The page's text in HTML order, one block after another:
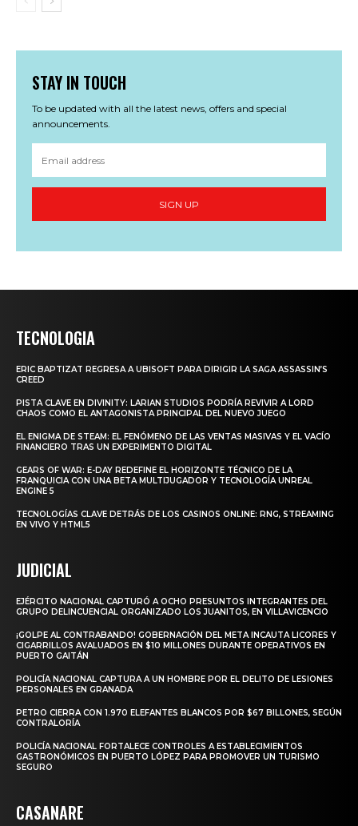
STAY IN TOUCH
To be updated with all the latest news, offers and special
announcements.
SIGN UP
TECNOLOGIA
ERIC BAPTIZAT REGRESA A UBISOFT PARA DIRIGIR LA SAGA ASSASSIN’S
CREED
PISTA CLAVE EN DIVINITY: LARIAN STUDIOS PODRÍA REVIVIR A LORD
CHAOS COMO EL ANTAGONISTA PRINCIPAL DEL NUEVO JUEGO
EL ENIGMA DE STEAM: EL FENÓMENO DE LAS VENTAS MASIVAS Y EL VACÍO
FINANCIERO TRAS UN EXPERIMENTO DIGITAL
GEARS OF WAR: E-DAY REDEFINE EL HORIZONTE TÉCNICO DE LA
FRANQUICIA CON UNA BETA MULTIJUGADOR Y TECNOLOGÍA UNREAL
ENGINE 5
TECNOLOGÍAS CLAVE DETRÁS DE LOS CASINOS ONLINE: RNG, STREAMING
EN VIVO Y HTML5
JUDICIAL
EJÉRCITO NACIONAL CAPTURÓ A OCHO PRESUNTOS INTEGRANTES DEL
GRUPO DELINCUENCIAL ORGANIZADO LOS JUANITOS, EN VILLAVICENCIO
¡GOLPE AL CONTRABANDO! GOBERNACIÓN DEL META INCAUTA LICORES Y
CIGARRILLOS AVALUADOS EN $10 MILLONES DURANTE OPERATIVOS EN
PUERTO GAITÁN
POLICÍA NACIONAL CAPTURA A UN HOMBRE POR EL DELITO DE LESIONES
PERSONALES EN GRANADA
PETRO CIERRA CON 1.970 ELEFANTES BLANCOS POR $67 BILLONES, SEGÚN
CONTRALORÍA
POLICÍA NACIONAL FORTALECE CONTROLES A ESTABLECIMIENTOS
GASTRONÓMICOS EN PUERTO LÓPEZ PARA PROMOVER UN TURISMO
SEGURO
CASANARE